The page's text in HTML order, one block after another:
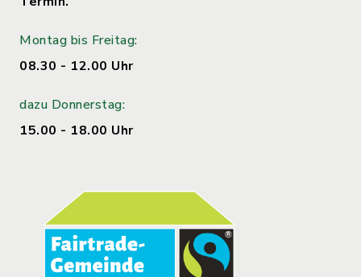
Montag bis Freitag:
08.30 - 12.00 Uhr
dazu Donnerstag:
15.00 - 18.00 Uhr